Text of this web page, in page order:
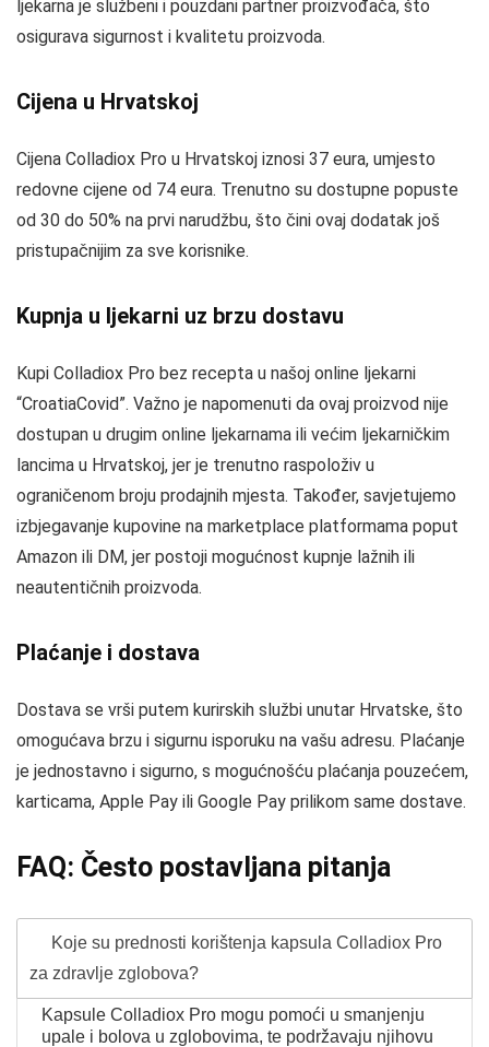
ljekarna je službeni i pouzdani partner proizvođača, što
osigurava sigurnost i kvalitetu proizvoda.
Cijena u Hrvatskoj
Cijena Colladiox Pro u Hrvatskoj iznosi 37 eura, umjesto
redovne cijene od 74 eura. Trenutno su dostupne popuste
od 30 do 50% na prvi narudžbu, što čini ovaj dodatak još
pristupačnijim za sve korisnike.
Kupnja u ljekarni uz brzu dostavu
Kupi Colladiox Pro bez recepta u našoj online ljekarni
“CroatiaCovid”. Važno je napomenuti da ovaj proizvod nije
dostupan u drugim online ljekarnama ili većim ljekarničkim
lancima u Hrvatskoj, jer je trenutno raspoloživ u
ograničenom broju prodajnih mjesta. Također, savjetujemo
izbjegavanje kupovine na marketplace platformama poput
Amazon ili DM, jer postoji mogućnost kupnje lažnih ili
neautentičnih proizvoda.
Plaćanje i dostava
Dostava se vrši putem kurirskih službi unutar Hrvatske, što
omogućava brzu i sigurnu isporuku na vašu adresu. Plaćanje
je jednostavno i sigurno, s mogućnošću plaćanja pouzećem,
karticama, Apple Pay ili Google Pay prilikom same dostave.
FAQ: Često postavljana pitanja
Koje su prednosti korištenja kapsula Colladiox Pro
za zdravlje zglobova?
Kapsule Colladiox Pro mogu pomoći u smanjenju
upale i bolova u zglobovima, te podržavaju njihovu